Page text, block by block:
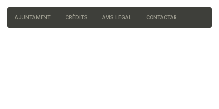
Menú
AJUNTAMENT CRÈDITS AVIS LEGAL CONTACTAR